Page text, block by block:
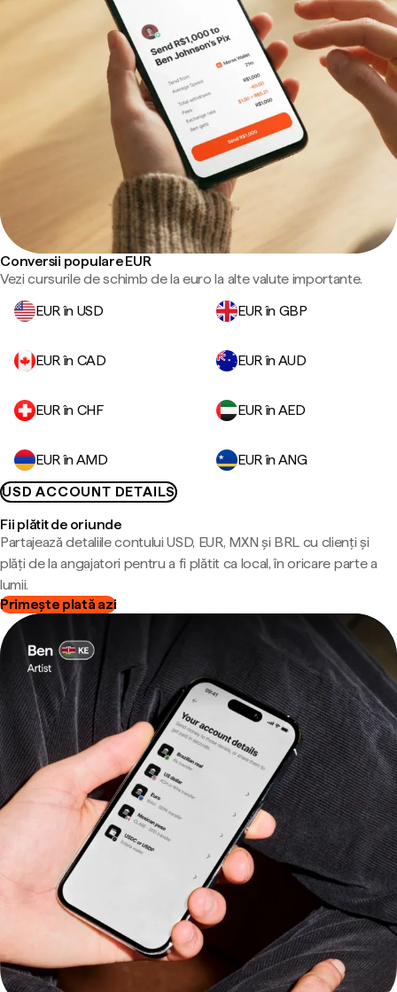
Conversii populare EUR
Vezi cursurile de schimb de la euro la alte valute importante.
EUR în USD
EUR în GBP
EUR în CAD EUR în AUD
EUR în CHF EUR în AED
EUR în AMD
EUR în ANG
USD ACCOUNT DETAILS
Fii plătit de oriunde
Partajează detaliile contului USD, EUR, MXN și BRL cu clienți și
plăți de la angajatori pentru a fi plătit ca local, în oricare parte a
lumii.
Primește plată azi